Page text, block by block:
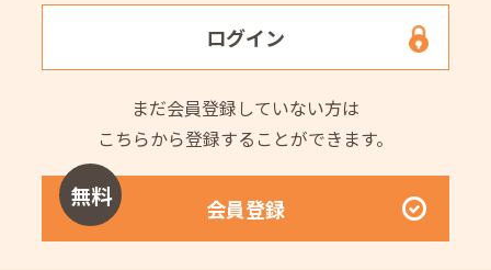
ログイン
まだ会員登録していない方は
こちらから登録することができます。
無料 会員登録